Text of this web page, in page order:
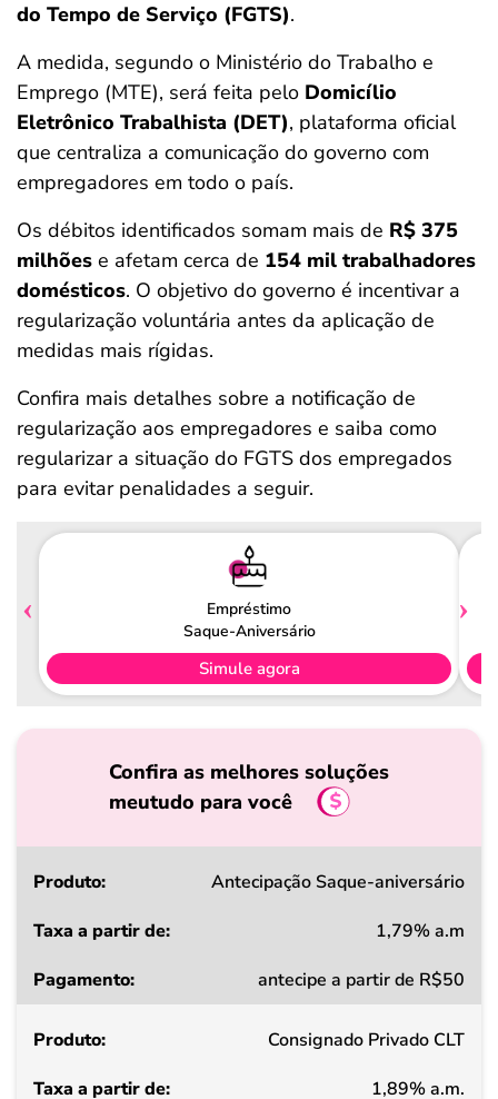
do Tempo de Serviço (FGTS).
A medida, segundo o Ministério do Trabalho e
Emprego (MTE), será feita pelo Domicílio
Eletrônico Trabalhista (DET), plataforma oficial
que centraliza a comunicação do governo com
empregadores em todo o país.
Os débitos identificados somam mais de R$ 375
milhões e afetam cerca de 154 mil trabalhadores
domésticos. O objetivo do governo é incentivar a
regularização voluntária antes da aplicação de
medidas mais rígidas.
Confira mais detalhes sobre a notificação de
regularização aos empregadores e saiba como
regularizar a situação do FGTS dos empregados
para evitar penalidades a seguir.
Empréstimo
Saque-Aniversário
Simule agora
Confira as melhores soluções
meutudo para você
Produto
a
de
Antecipação Saque-aniversário
1,79% a.m
antecipe a partir de R$50
Consignado Privado CLT
1,89% a.m.